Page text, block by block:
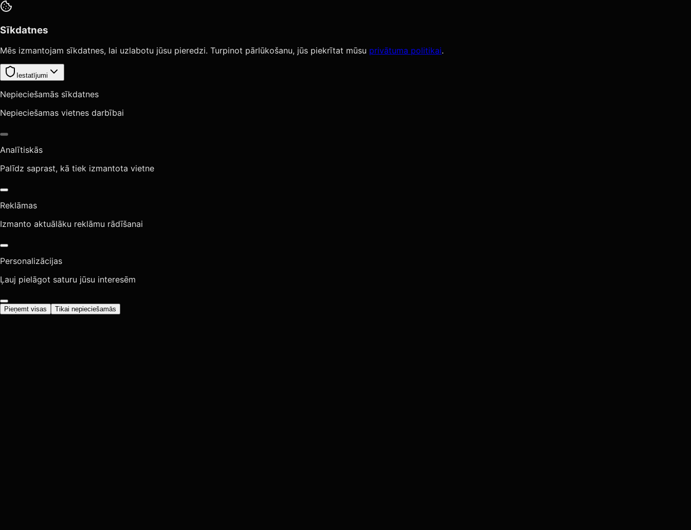
Sīkdatnes
Mēs izmantojam sīkdatnes, lai uzlabotu jūsu pieredzi. Turpinot pārlūkošanu, jūs piekrītat mūsu privātuma politikai.
Iestatījumi
Nepieciešamās sīkdatnes
Nepieciešamas vietnes darbībai
Analītiskās
Palīdz saprast, kā tiek izmantota vietne
Reklāmas
Izmanto aktuālāku reklāmu rādīšanai
Personalizācijas
Ļauj pielāgot saturu jūsu interesēm
Pieņemt visas Tikai nepieciešamās